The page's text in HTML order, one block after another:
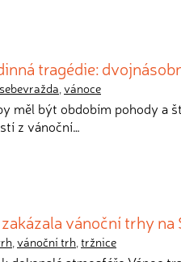
tragédie:
sebevražda,vánoce
měl být obdobím pohody a
z vánoční…
vánoční trhy
,vánoční trh,tržnice